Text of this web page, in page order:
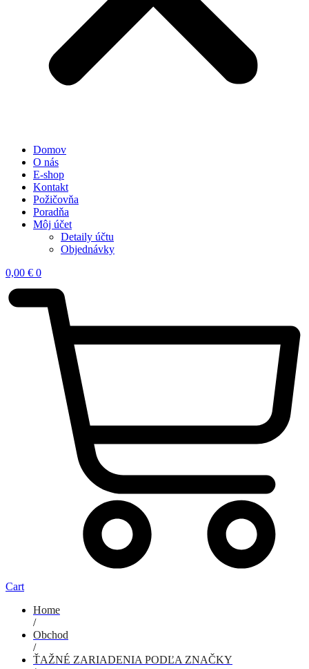
Domov
O nás
E-shop
Kontakt
Požičovňa
Poradňa
Môj účet
Detaily účtu
Objednávky
0,00 € 0
Cart
Home
/
Obchod
/
ŤAŽNÉ ZARIADENIA PODĽA ZNAČKY